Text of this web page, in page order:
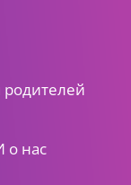
родителей
о нас